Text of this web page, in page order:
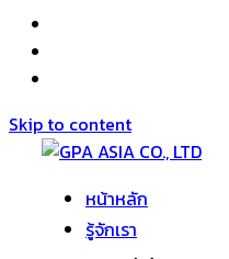
Skip to content
หน้าหลัก
รู้จักเรา